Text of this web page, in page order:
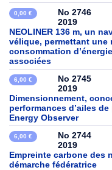
0,00 €
No 2746
2019
NEOLINER 136 m, un
vélique, permettant une
consommation
associées
6,00 €
No 2745
2019
Dimensionnement,
performances d’ailes
Energy Observer
6,00 €
No 2744
2019
Empreinte carbone des
démarche fédératrice